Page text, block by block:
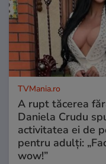
TVMania.ro
A rupt tăcerea
Daniela Crudu
activitatea ei de
pentru adulți:
wow!”